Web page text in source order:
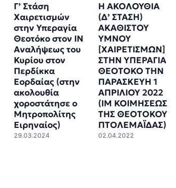
Γ’ Στάση
Χαιρετισμών
στην Υπεραγία
Θεοτόκο στον ΙΝ
Αναλήψεως του
Κυρίου στον
Περδίκκα
Εορδαίας (στην
ακολουθία
χοροστάτησε ο
Μητροπολίτης
Ειρηναίος)
29.03.2024
Η ΑΚΟΛΟΥΘΙΑ
(Δ’ ΣΤΑΣΗ)
ΑΚΑΘΙΣΤΟΥ
ΥΜΝΟΥ
[ΧΑΙΡΕΤΙΣΜΩΝ]
ΣΤΗΝ ΥΠΕΡΑΓΙΑ
ΘΕΟΤΟΚΟ ΤΗΝ
ΠΑΡΑΣΚΕΥΗ 1
ΑΠΡΙΛΙΟΥ 2022
(ΙΜ ΚΟΙΜΗΣΕΩΣ
ΤΗΣ ΘΕΟΤΟΚΟΥ
ΠΤΟΛΕΜΑΪΔΑΣ)
02.04.2022